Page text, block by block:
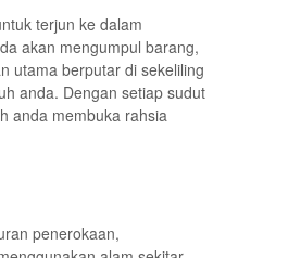
terjun ke dalam
akan mengumpul barang,
utama berputar di sekeliling
anda. Dengan setiap sudut
anda membuka rahsia
penerokaan,